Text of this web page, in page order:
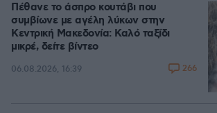
Πέθανε το άσπρο κουτάβι που
συμβίωνε με αγέλη λύκων στην
Κεντρική Μακεδονία: Καλό ταξίδι
μικρέ, δείτε βίντεο
06.08.2026, 16:39 266